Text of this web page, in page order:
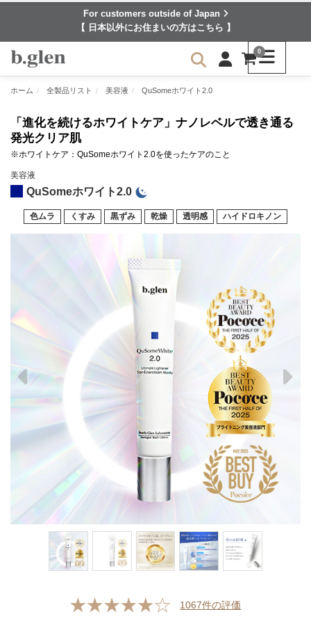
For customers outside of Japan
【 日本以外にお住まいの方はこちら 】
0
ホーム 全製品リスト 美容液 QuSomeホワイト2.0
「進化を続けるホワイトケア」ナノレベルで透き通る
発光クリア肌
※ホワイトケア：QuSomeホワイト2.0を使ったケアのこと
美容液
QuSomeホワイト2.0
色ムラ くすみ 黒ずみ 乾燥 透明感 ハイドロキノン
1067件の評価